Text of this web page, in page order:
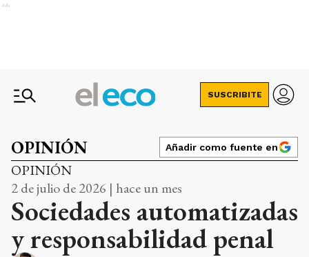
Ads
SUSCRIBITE
OPINIÓN Añadir como fuente en
OPINIÓN
2 de julio de 2026 | hace un mes
Sociedades automatizadas
y responsabilidad penal